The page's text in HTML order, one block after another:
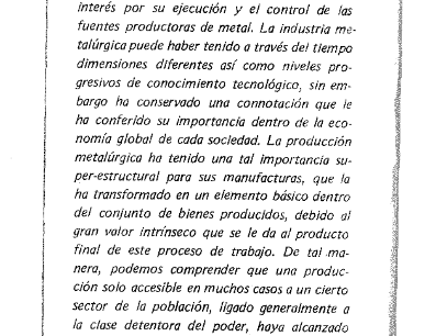
1
1 ¡
1
1
interés por su ejecución y el control de las
fuentes productoras de metal. La industria me-
talúrgica puede haber tenido a través del tiempo
dimensiones diferentes así como niveles pro-
gresivos de conocimiento tecnológico, sin em-
bargo ha conservado una connotación que le
ha conferido su importancia dentro de la eco-
nomía global de cada sociedad. La producción
metalúrgica ha tenido una tal importancia su-
per-estructural para sus manufacturas, que la
ha transformado en un elemento básico dentro
del conjunto de bienes producidos, debido al
gran valor intr/nseco que se le da al producto
final de este proceso de trabajo. De tal .ma-
nera, podemos comprender que una produc-
ción solo accesible en muchos casos a un cierto
sector de la población, ligado generalmente a
la clase detentara del poder, haya alcanzado